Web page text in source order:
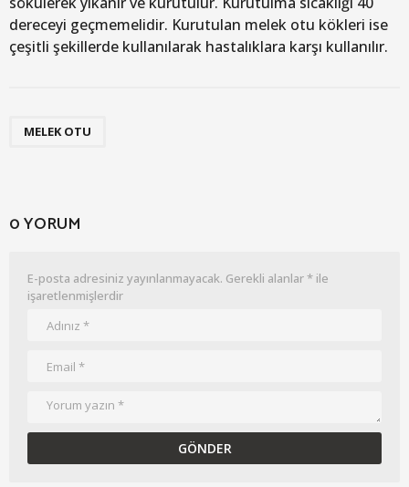
dereceyi geçmemelidir. Kurutulan melek otu kökleri ise
çeşitli şekillerde kullanılarak hastalıklara karşı kullanılır.
MELEK OTU
0 YORUM
E-posta adresiniz yayınlanmayacak. Gerekli alanlar* ile
işaretlenmişlerdir